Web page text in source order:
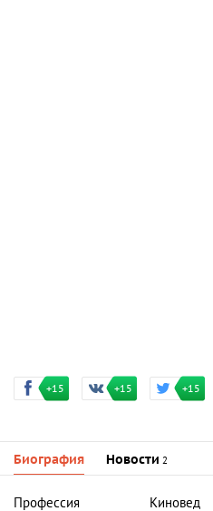
+15 +15 +15
Биография Новости 2
Профессия
Киновед